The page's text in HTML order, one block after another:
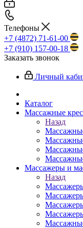
Телефоны
+7 (4872) 71-61-00
+7 (910) 157-00-18
Заказать звонок
Личный
Каталог
Массажные
Назад
Массажеры и
Назад